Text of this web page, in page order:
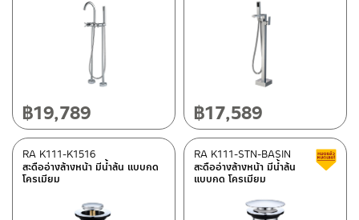
฿19,789 ฿17,589
สะดืออ่างล้างหน้า มีน้ำล้น แบบกด
โครเมียม
RA K111-K1516
สะดืออ่างล้างหน้า มีน้ำล้น
แบบกด โครเมียม
RA K111-STN-BASIN